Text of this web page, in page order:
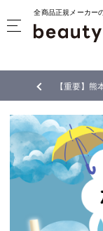
全商品正規メーカー
【重要】